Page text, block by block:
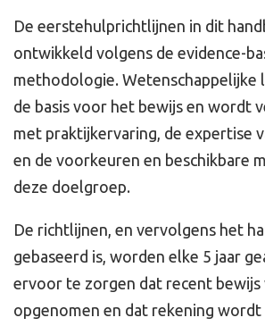
De eerstehulprichtlijnen in dit
ontwikkeld volgens de evidence-
methodologie.
de basis voor het bewijs en wordt
met praktijkervaring, de expertise
en de voorkeuren en beschikbare
deze doelgroep.
De richtlijnen, en vervolgens het
gebaseerd is, worden elke 5 jaar
ervoor te zorgen dat recent
opgenomen en dat rekening